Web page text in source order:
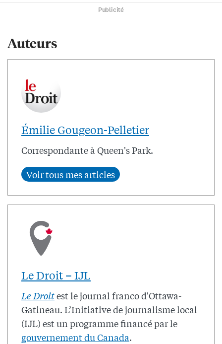
Publicité
Auteurs
Émilie Gougeon-Pelletier
Correspondante à Queen's Park.
Le Droit – IJL
Le Droitest le journal franco d'Ottawa-
Gatineau. L’Initiative de journalisme local
(IJL) est un programme financé par le
gouvernement du Canada.